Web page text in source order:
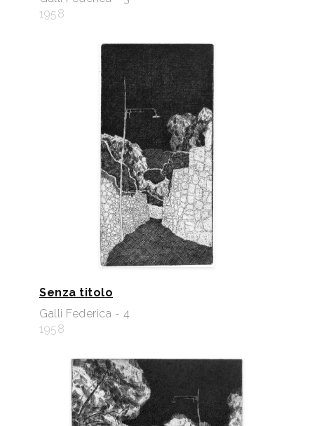
1958
Senza titolo
Galli Federica - 4
1958